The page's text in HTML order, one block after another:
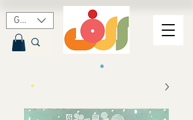
GBP (£)